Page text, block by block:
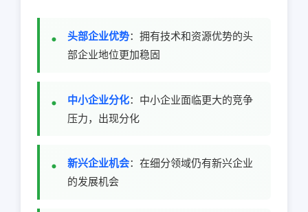
头部企业优势：拥有技术和资源优势的头
部企业地位更加稳固
中小企业分化：中小企业面临更大的竞争
压力，出现分化
新兴企业机会：在细分领域仍有新兴企业
的发展机会